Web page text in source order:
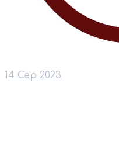
14 Сер 2023